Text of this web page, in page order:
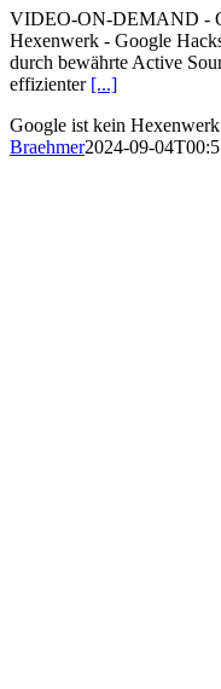
VIDEO-ON-DEMAND -
Hexenwerk - Google
durch bewährte Active
effizienter [...]
Google ist kein
Braehmer2024-09-